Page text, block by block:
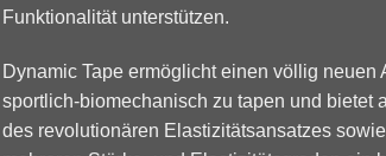
Funktionalität unterstützen.
Dynamic Tape ermöglicht einen völlig neuen
sportlich-biomechanisch zu tapen und bietet
des revolutionären Elastizitätsansatzes sowie